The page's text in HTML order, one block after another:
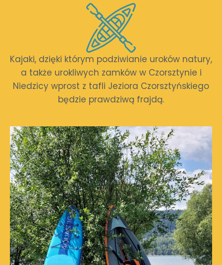
Kajaki, dzięki którym podziwianie uroków natury,
a także urokliwych zamków w Czorsztynie i
Niedzicy wprost z tafli Jeziora Czorsztyńskiego
będzie prawdziwą frajdą.